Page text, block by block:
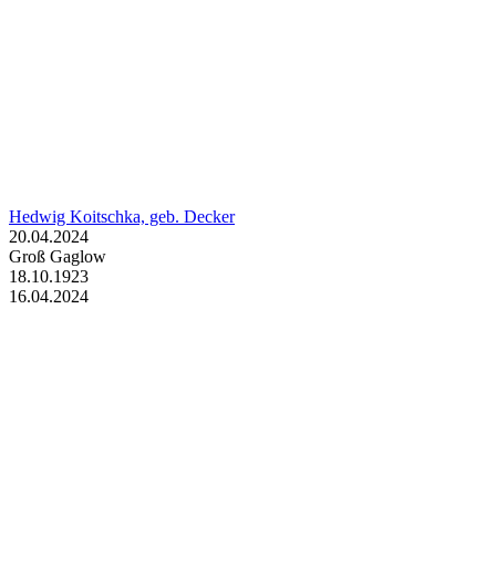
Hedwig Koitschka, geb. Decker
20.04.2024
Groß Gaglow
18.10.1923
16.04.2024